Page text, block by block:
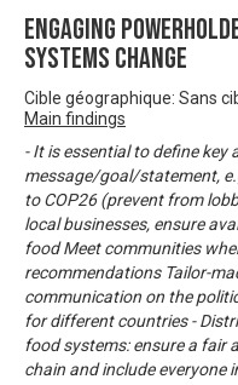
Engaging
Systems Change
Cible géographique: Sans
Main findings
- It is essential to define key
message/goal/statement,
to COP26 (prevent from
local businesses, ensure
food Meet communities
recommendations Tailor-
communication on the
for different countries -
food systems: ensure a fair
chain and include everyone